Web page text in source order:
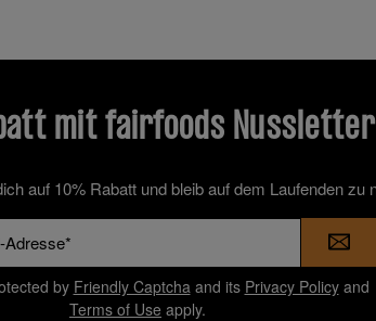
mit fairfoods Nussletter
auf 10% Rabatt und bleib auf dem Laufenden zu
by Friendly Captchaand its Privacy Policyand
Terms of Use apply.